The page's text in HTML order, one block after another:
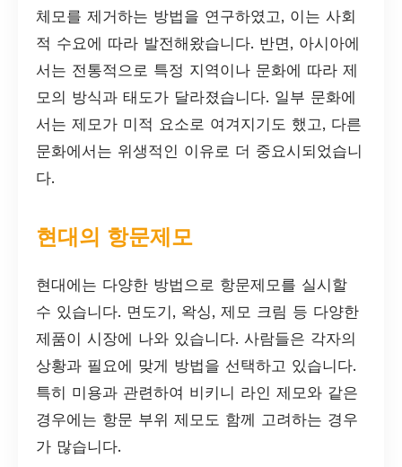
체모를 제거하는 방법을 연구하였고, 이는 사회
적 수요에 따라 발전해왔습니다. 반면, 아시아에
서는 전통적으로 특정 지역이나 문화에 따라 제
모의 방식과 태도가 달라졌습니다. 일부 문화에
서는 제모가 미적 요소로 여겨지기도 했고, 다른
문화에서는 위생적인 이유로 더 중요시되었습니
다.
현대의 항문제모
현대에는 다양한 방법으로 항문제모를 실시할
수 있습니다. 면도기, 왁싱, 제모 크림 등 다양한
제품이 시장에 나와 있습니다. 사람들은 각자의
상황과 필요에 맞게 방법을 선택하고 있습니다.
특히 미용과 관련하여 비키니 라인 제모와 같은
경우에는 항문 부위 제모도 함께 고려하는 경우
가 많습니다.